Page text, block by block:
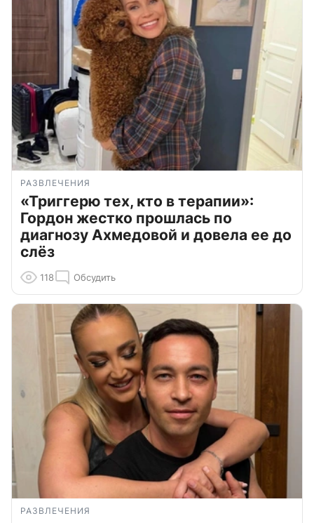
РАЗВЛЕЧЕНИЯ
«Триггерю тех, кто в терапии»:
Гордон жестко прошлась по
диагнозу Ахмедовой и довела ее до
слёз
118 Обсудить
РАЗВЛЕЧЕНИЯ